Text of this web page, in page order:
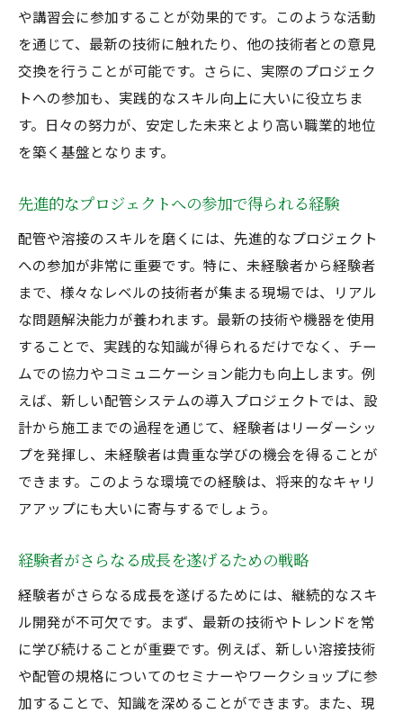
や講習会に参加することが効果的です。このような活動
を通じて、最新の技術に触れたり、他の技術者との意見
交換を行うことが可能です。さらに、実際のプロジェク
トへの参加も、実践的なスキル向上に大いに役立ちま
す。日々の努力が、安定した未来とより高い職業的地位
を築く基盤となります。
先進的なプロジェクトへの参加で得られる経験
配管や溶接のスキルを磨くには、先進的なプロジェクト
への参加が非常に重要です。特に、未経験者から経験者
まで、様々なレベルの技術者が集まる現場では、リアル
な問題解決能力が養われます。最新の技術や機器を使用
することで、実践的な知識が得られるだけでなく、チー
ムでの協力やコミュニケーション能力も向上します。例
えば、新しい配管システムの導入プロジェクトでは、設
計から施工までの過程を通じて、経験者はリーダーシッ
プを発揮し、未経験者は貴重な学びの機会を得ることが
できます。このような環境での経験は、将来的なキャリ
アアップにも大いに寄与するでしょう。
経験者がさらなる成長を遂げるための戦略
経験者がさらなる成長を遂げるためには、継続的なスキ
ル開発が不可欠です。まず、最新の技術やトレンドを常
に学び続けることが重要です。例えば、新しい溶接技術
や配管の規格についてのセミナーやワークショップに参
加することで、知識を深めることができます。また、現